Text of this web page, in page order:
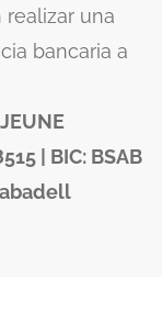
una
bancaria a
| BIC: BSAB